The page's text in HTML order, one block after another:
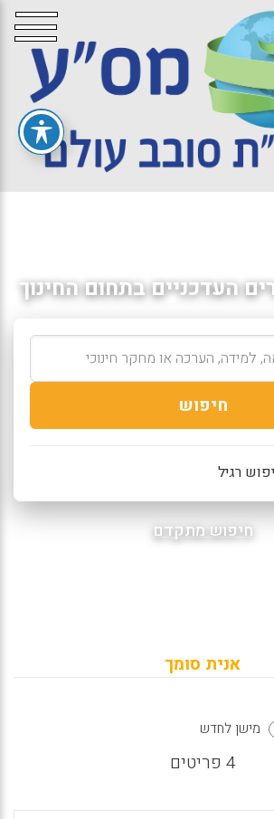
העדכניים בתחום החינוך
חיפוש
רגיל
חיפוש מתקדם
אנית סומך
מישן לחדש
4 פריטים